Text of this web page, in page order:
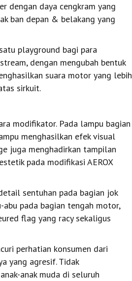
dengan daya cengkram yang
ban depan & belakang yang
playground bagi para
dengan mengubah bentuk
suara motor yang lebih
sirkuit.
modifikator. Pada lampu bagian
menghasilkan efek visual
juga menghadirkan tampilan
pada modifikasi AEROX
sentuhan pada bagian jok
pada bagian tengah motor,
flag yang racy sekaligus
perhatian konsumen dari
yang agresif. Tidak
anak muda di seluruh